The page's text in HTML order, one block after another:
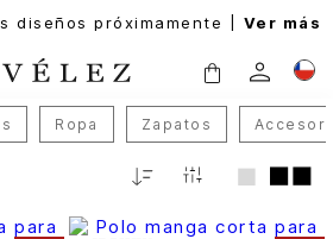
diseños próximamente | Ver más
Ropa Zapatos
Fecha